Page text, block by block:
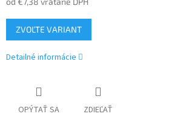
Jednotková
cena:
ZVOĽTE VARIANT
Detailné informácie
OPÝTAŤ SA ZDIEĽAŤ